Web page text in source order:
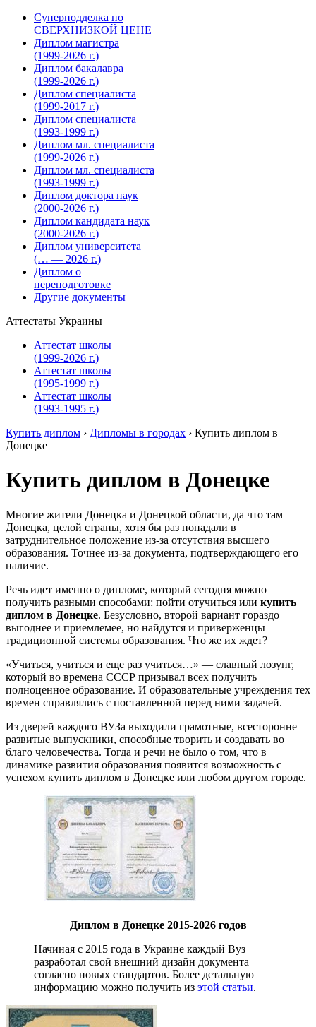
Суперподделка по
СВЕРХНИЗКОЙ ЦЕНЕ
Диплом магистра
(1999-2026 г.)
Диплом бакалавра
(1999-2026 г.)
Диплом специалиста
(1999-2017 г.)
Диплом специалиста
(1993-1999 г.)
Диплом мл. специалиста
(1999-2026 г.)
Диплом мл. специалиста
(1993-1999 г.)
Диплом доктора наук
(2000-2026 г.)
Диплом кандидата наук
(2000-2026 г.)
Диплом университета
(… — 2026 г.)
Диплом о
переподготовке
Другие документы
Аттестаты Украины
Аттестат школы
(1999-2026 г.)
Аттестат школы
(1995-1999 г.)
Аттестат школы
(1993-1995 г.)
Купить диплом › Дипломы в городах › Купить диплом в
Донецке
Купить диплом в Донецке
Многие жители Донецка и Донецкой области, да что там
Донецка, целой страны, хотя бы раз попадали в
затруднительное положение из-за отсутствия высшего
образования. Точнее из-за документа, подтверждающего его
наличие.
Речь идет именно о дипломе, который сегодня можно
получить разными способами: пойти отучиться или купить
диплом в Донецке. Безусловно, второй вариант гораздо
выгоднее и приемлемее, но найдутся и приверженцы
традиционной системы образования. Что же их ждет?
«Учиться, учиться и еще раз учиться…» — славный лозунг,
который во времена СССР призывал всех получить
полноценное образование. И образовательные учреждения тех
времен справлялись с поставленной перед ними задачей.
Из дверей каждого ВУЗа выходили грамотные, всесторонне
развитые выпускники, способные творить и создавать во
благо человечества. Тогда и речи не было о том, что в
динамике развития образования появится возможность с
успехом купить диплом в Донецке или любом другом городе.
Диплом в Донецке 2015-2026 годов
Начиная с 2015 года в Украине каждый Вуз
разработал свой внешний дизайн документа
согласно новых стандартов. Более детальную
информацию можно получить из этой статьи.